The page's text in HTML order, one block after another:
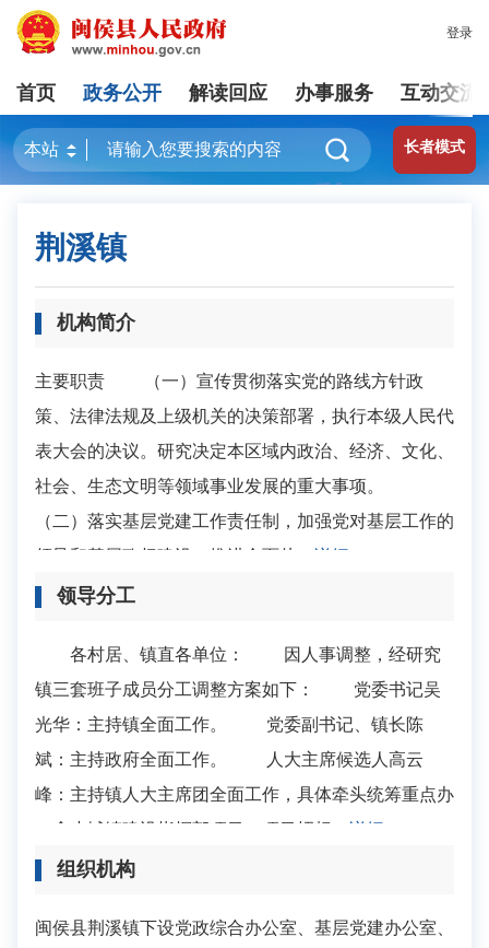
登录
首页 政务公开 解读回应 办事服务 互动交流
长者模式
荆溪镇
机构简介
主要职责 （一）宣传贯彻落实党的路线方针政
策、法律法规及上级机关的决策部署，执行本级人民代
表大会的决议。研究决定本区域内政治、经济、文化、
社会、生态文明等领域事业发展的重大事项。
（二）落实基层党建工作责任制，加强党对基层工作的
领导和基层政权建设，推进全面从... 详细>
领导分工
各村居、镇直各单位： 因人事调整，经研究
镇三套班子成员分工调整方案如下： 党委书记吴
光华：主持镇全面工作。 党委副书记、镇长陈
斌：主持政府全面工作。 人大主席候选人高云
峰：主持镇人大主席团全面工作，具体牵头统筹重点办
（含小城镇建设指挥部项目）项目招标... 详细>>
组织机构
闽侯县荆溪镇下设党政综合办公室、基层党建办公室、